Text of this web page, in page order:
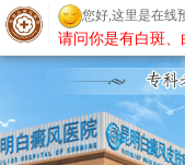
您好,这里是在线
请问你是有白斑、